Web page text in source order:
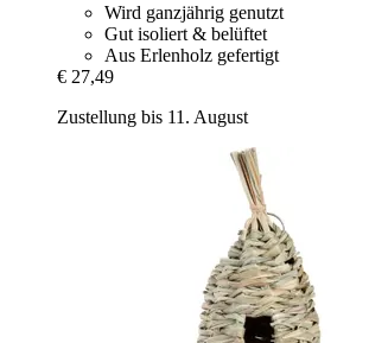
Wird ganzjährig genutzt
Gut isoliert & belüftet
Aus Erlenholz gefertigt
€ 27,49
Zustellung bis 11. August